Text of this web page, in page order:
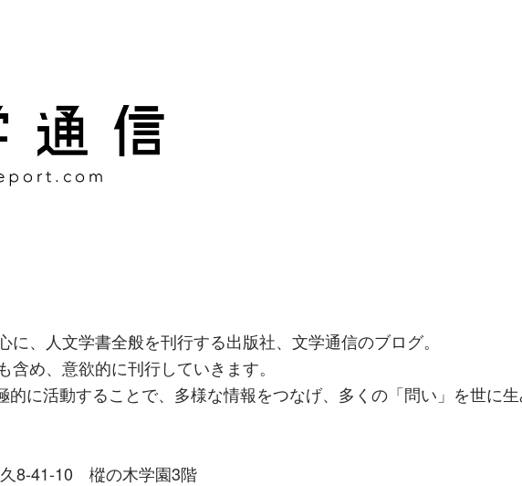
、人文学書全般を刊行する出版社、文学通信のブログ。
め、意欲的に刊行していきます。
に活動することで、多様な情報をつなげ、多くの「問い」を世に
8-41-10 樅の木学園3階